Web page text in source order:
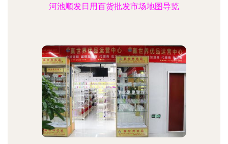
河池顺发日用百货批发市场地图导览